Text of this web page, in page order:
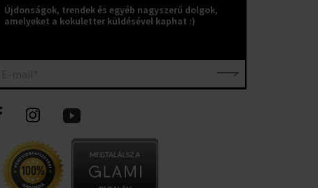
Újdonságok, trendek és egyéb nagyszerű dolgok,
amelyeket a kokuletter küldésével kaphat :)